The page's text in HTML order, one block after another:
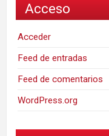
Acceso
Acceder
Feed de entradas
Feed de comentarios
WordPress.org